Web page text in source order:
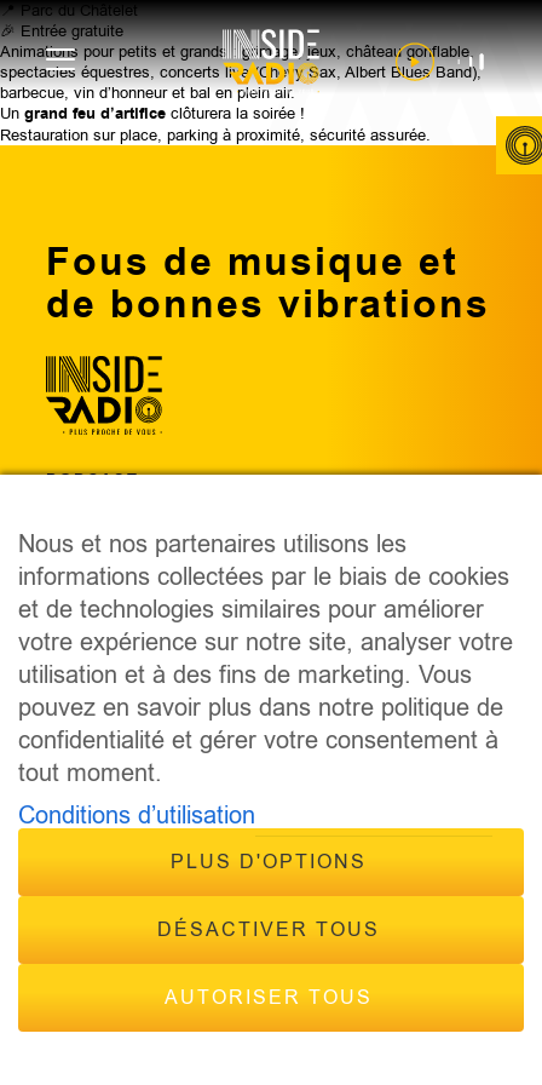
📍 Parc du Châtelet
🎉 Entrée gratuite
Animations pour petits et grands : grimage, jeux, château gonflable,
spectacles équestres, concerts live (Chevy Sax, Albert Blues Band),
barbecue, vin d’honneur et bal en plein air.
Un grand feu d’artifice clôturera la soirée !
Restauration sur place, parking à proximité, sécurité assurée.
Fous de musique et
de bonnes vibrations
PODCAST
ANIMATEURS
CONCOURS
ÉVÈNEMENTS
CONTACT
FRÉQUENCES
© 2026 - Tous droits réservés Inside Radio, site réalisé par
Inside Communication
Mentions légales-Politique de confidentialité
Nous et nos partenaires utilisons les
informations collectées par le biais de cookies
et de technologies similaires pour améliorer
votre expérience sur notre site, analyser votre
utilisation et à des fins de marketing. Vous
pouvez en savoir plus dans notre politique de
confidentialité et gérer votre consentement à
tout moment.
Conditions d’utilisation
PLUS D'OPTIONS
DÉSACTIVER TOUS
AUTORISER TOUS